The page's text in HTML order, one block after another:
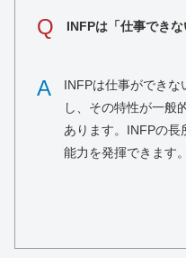
Q INFPは「仕事できな
A
INFPは仕事ができな
し、その特性が一般
あります。INFPの長
能力を発揮できます。